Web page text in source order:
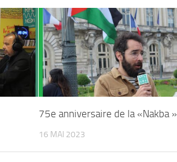
75e anniversaire de la «Nakba »
16 MAI 2023